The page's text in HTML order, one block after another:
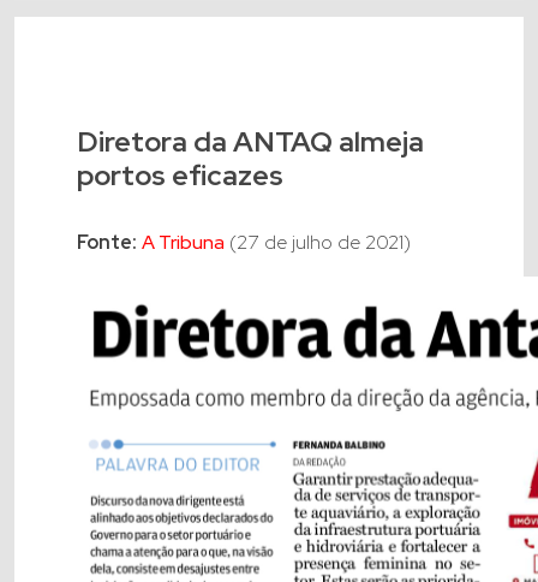
Diretora da ANTAQ almeja
portos eficazes
Fonte: A Tribuna (27 de julho de 2021)